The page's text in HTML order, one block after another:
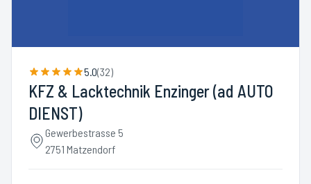
5.0(32)
KFZ & Lacktechnik Enzinger (ad AUTO
DIENST)
Gewerbestrasse 5
2751 Matzendorf